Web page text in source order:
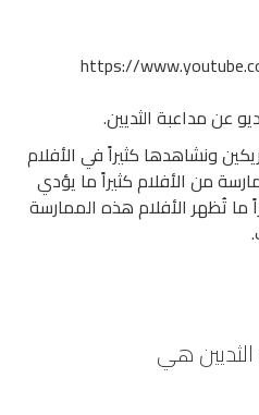
https://
عن مداعبة الثديين.
ونشاهدها كثيراً في الأفلام
من الأفلام كثيراً ما يؤدي
ما تُظهر الأفلام هذه الممارسة
الثديين هي